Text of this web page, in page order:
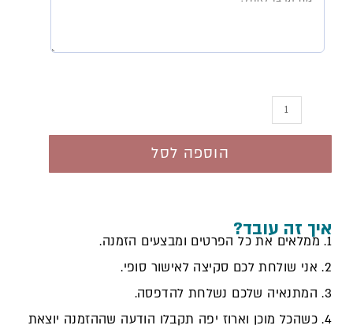
הוספה לסל
איך זה עובד?
1. ממלאים את כל הפרטים ומבצעים הזמנה.
2. אני שולחת לכם סקיצה לאישור סופי.
3. המתנאיה שלכם נשלחת להדפסה.
4. כשהכל מוכן וארוז יפה תקבלו הודעה שההזמנה יוצאת